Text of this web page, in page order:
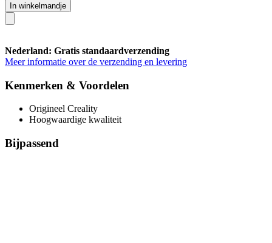
In winkelmandje
Nederland: Gratis standaardverzending
Meer informatie over de verzending en levering
Kenmerken & Voordelen
Origineel Creality
Hoogwaardige kwaliteit
Bijpassend